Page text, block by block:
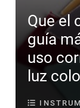
Que el
guía
uso
luz